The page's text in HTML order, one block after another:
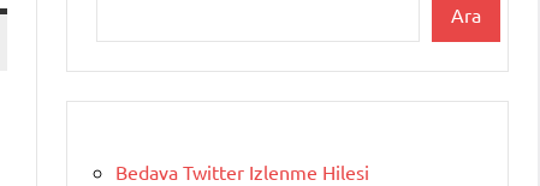
Ara
Bedava Twitter Izlenme Hilesi